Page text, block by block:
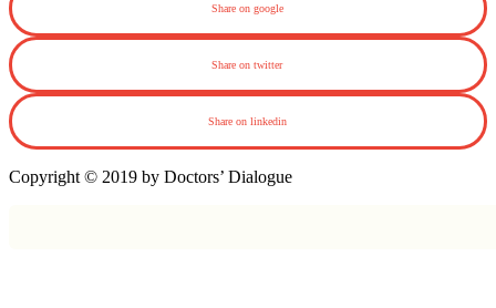
Share on google
Share on twitter
Share on linkedin
Copyright © 2019 by Doctors’ Dialogue